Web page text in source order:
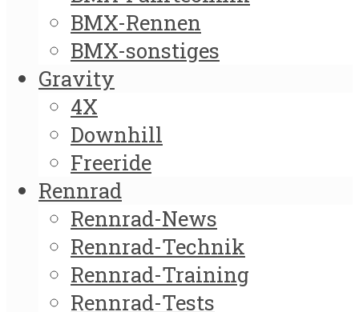
BMX-Rennen
BMX-sonstiges
Gravity
4X
Downhill
Freeride
Rennrad
Rennrad-News
Rennrad-Technik
Rennrad-Training
Rennrad-Tests